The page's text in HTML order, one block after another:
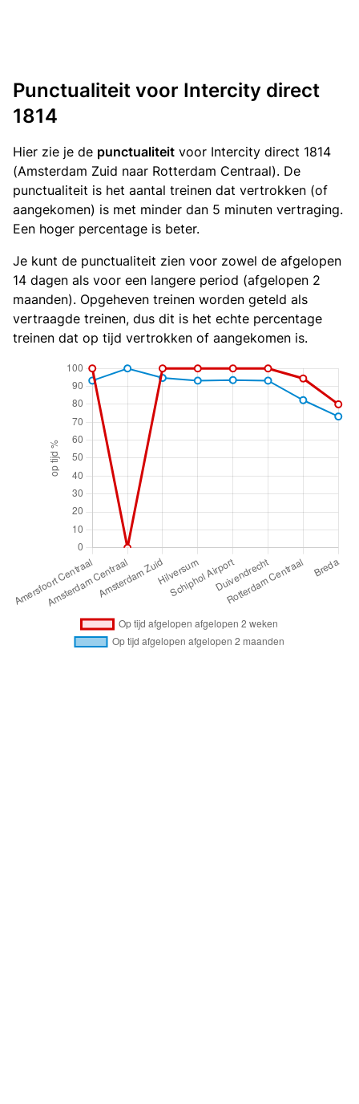
Punctualiteit voor Intercity direct
1814
Hier zie je de punctualiteit voor Intercity direct 1814
(Amsterdam Zuid naar Rotterdam Centraal). De
punctualiteit is het aantal treinen dat vertrokken (of
aangekomen) is met minder dan 5 minuten vertraging.
Een hoger percentage is beter.
Je kunt de punctualiteit zien voor zowel de afgelopen
14 dagen als voor een langere period (afgelopen 2
maanden). Opgeheven treinen worden geteld als
vertraagde treinen, dus dit is het echte percentage
treinen dat op tijd vertrokken of aangekomen is.